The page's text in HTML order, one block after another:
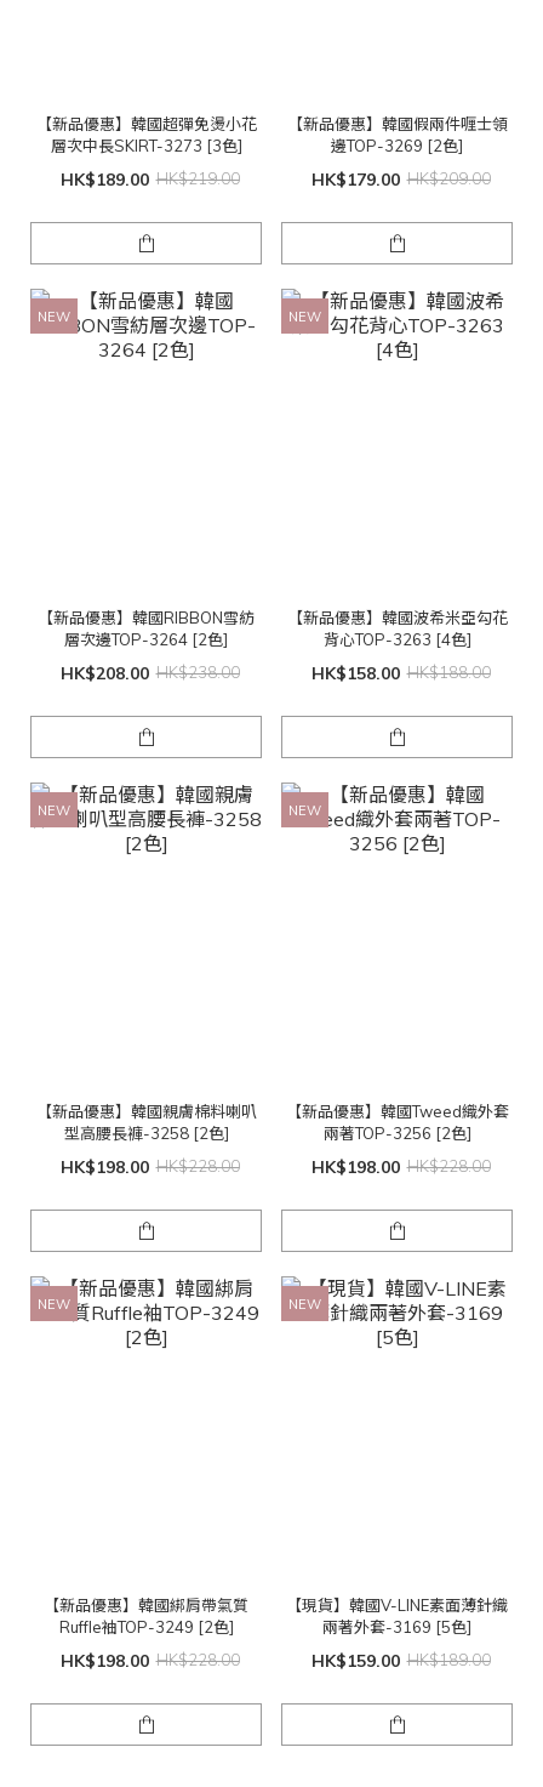
【新品優惠】韓國超彈免燙小花
層次中長SKIRT-3273 [3色]
HK$189.00 HK$219.00
【新品優惠】韓國假兩件喱士領
邊TOP-3269 [2色]
HK$179.00 HK$209.00
NEW
【新品優惠】韓國RIBBON雪紡
層次邊TOP-3264 [2色]
HK$208.00 HK$238.00
NEW
【新品優惠】韓國波希米亞勾花
背心TOP-3263 [4色]
HK$158.00 HK$188.00
NEW
【新品優惠】韓國親膚棉料喇叭
型高腰長褲-3258 [2色]
HK$198.00 HK$228.00
NEW
【新品優惠】韓國Tweed織外套
兩著TOP-3256 [2色]
HK$198.00 HK$228.00
NEW
【新品優惠】韓國綁肩帶氣質
Ruffle袖TOP-3249 [2色]
HK$198.00 HK$228.00
NEW
【現貨】韓國V-LINE素面薄針織
兩著外套-3169 [5色]
HK$159.00 HK$189.00